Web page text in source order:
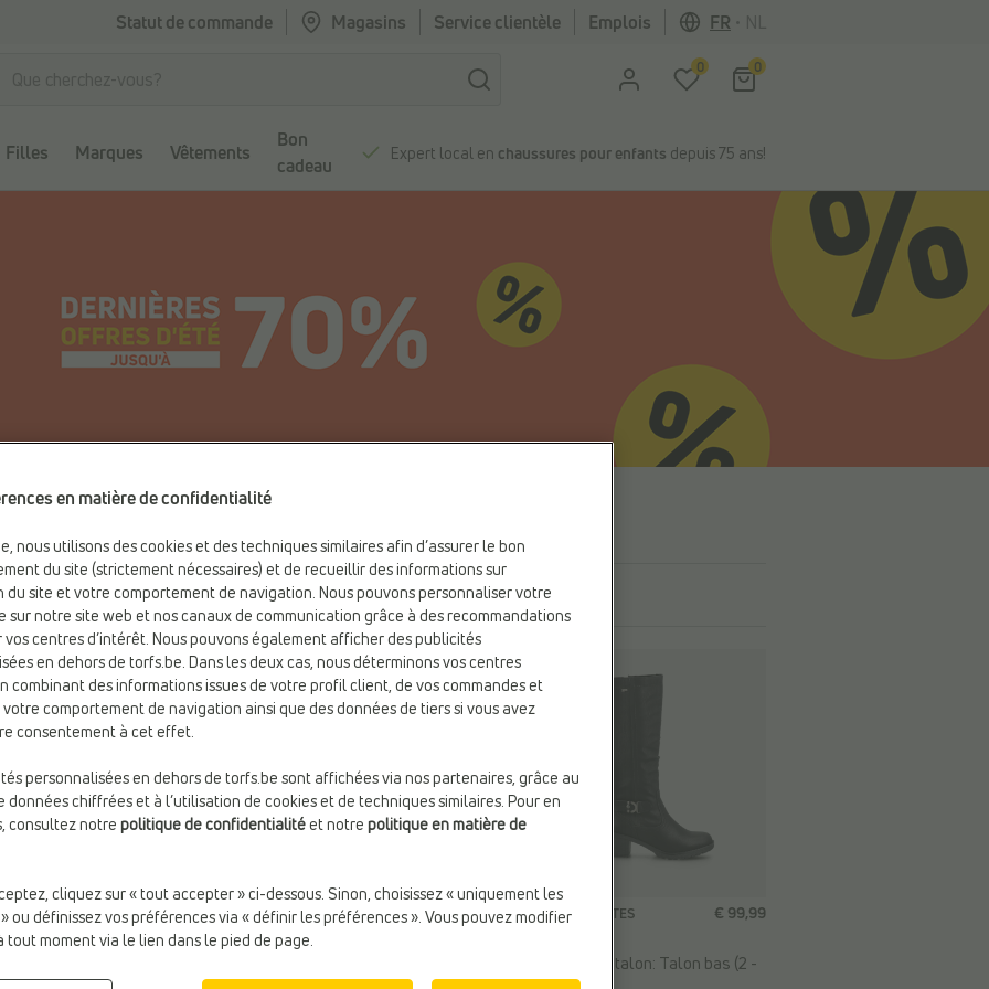
Statut de commande Magasins Service clientèle Emplois FR
0 0
Filles Marques Vêtements
Bon
cadeau
Expert local en chaussures pour enfants depuis 75 ans!
HAUTES
€ 185,00
BOTTES HAUTES
Tamaris
€ 99,95
BOTTES HAUTES
€ 99,99
Hauteur de talon: Talon bas (2 -
en matière de confidentialité
nous utilisons des cookies et des techniques similaires afin d’assurer le bon
du site (strictement nécessaires) et de recueillir des informations sur
du site et votre comportement de navigation. Nous pouvons personnaliser votre
sur notre site web et nos canaux de communication grâce à des recommandations
vos centres d’intérêt. Nous pouvons également afficher des publicités
en dehors de torfs.be. Dans les deux cas, nous déterminons vos centres
combinant des informations issues de votre profil client, de vos commandes et
comportement de navigation ainsi que des données de tiers si vous avez
consentement à cet effet.
personnalisées en dehors de torfs.be sont affichées via nos partenaires, grâce au
données chiffrées et à l’utilisation de cookies et de techniques similaires. Pour en
consultez notre politique de confidentialitéet notre politique en matière de
cliquez sur « tout accepter » ci-dessous. Sinon, choisissez « uniquement les
ou définissez vos préférences via « définir les préférences ». Vous pouvez modifier
tout moment via le lien dans le pied de page.